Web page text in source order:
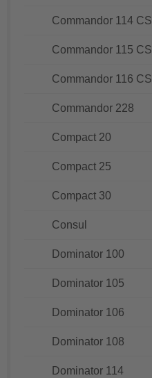
Commandor 114 CS
Commandor 115 CS
Commandor 116 CS
Commandor 228
Compact 20
Compact 25
Compact 30
Consul
Dominator 100
Dominator 105
Dominator 106
Dominator 108
Dominator 114